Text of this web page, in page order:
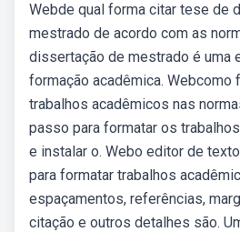
Webde qual forma citar tese de
mestrado de acordo com as
dissertação de mestrado é uma
formação acadêmica. Webcomo
trabalhos acadêmicos nas
passo para formatar os
e instalar o. Webo editor de
para formatar trabalhos
espaçamentos, referências,
citação e outros detalhes são.